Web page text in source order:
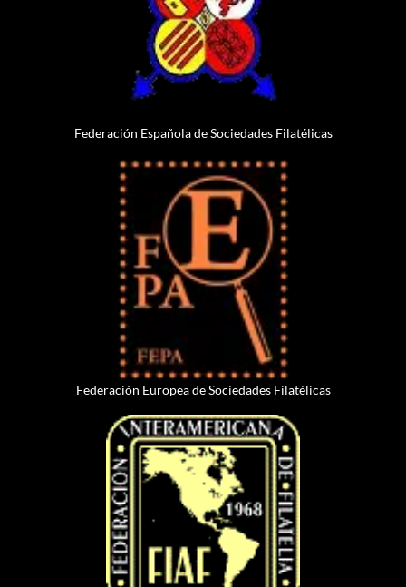
Federación Española de Sociedades Filatélicas
Federación Europea de Sociedades Filatélicas